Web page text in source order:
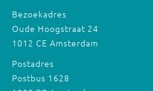
Bezoekadres
Oude Hoogstraat 24
1012 CE Amsterdam
Postadres
Postbus 1628